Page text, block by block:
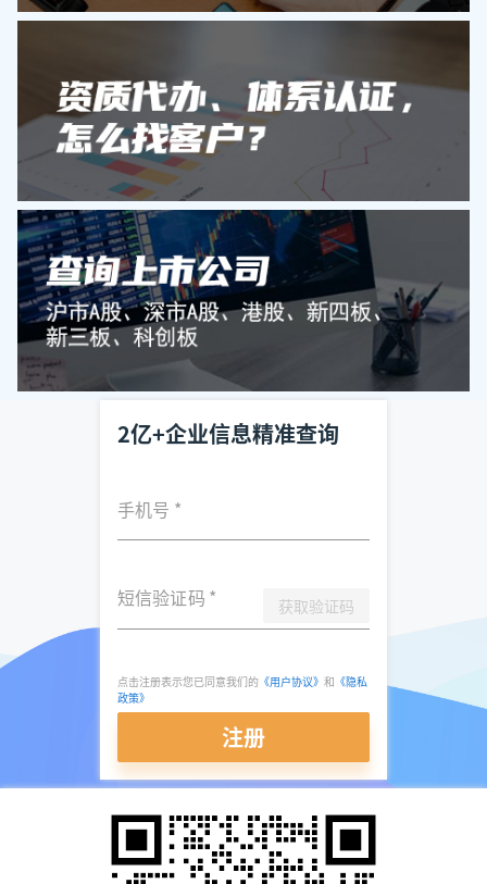
2亿+企业信息精准查询
手机号 *
短信验证码 * 获取验证码
点击注册表示您已同意我们的 《用户协议》 和 《隐私
政策》
注册